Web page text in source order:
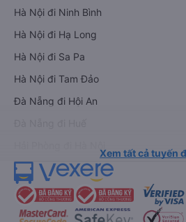
Hà Nội đi Ninh Bình
Hà Nội đi Hạ Long
Hà Nội đi Sa Pa
Hà Nội đi Tam Đảo
Đà Nẵng đi Hội An
Xem tất cả tuyến